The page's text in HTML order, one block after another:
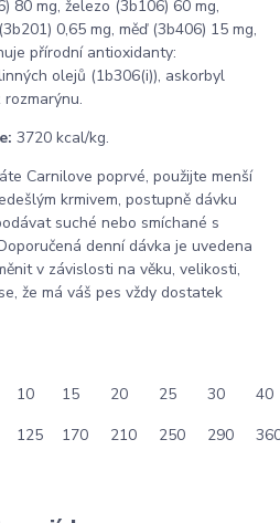
80 mg, železo (3b106) 60 mg,
0,65 mg, měď (3b406) 15 mg,
přírodní antioxidanty:
olejů (1b306(i)), askorbyl
3720 kcal/kg.
Carnilove poprvé, použijte menší
krmivem, postupně dávku
suché nebo smíchané s
denní dávka je uvedena
v závislosti na věku, velikosti,
že má váš pes vždy dostatek
10 15 20 25 30
40
125 170 210 250 290